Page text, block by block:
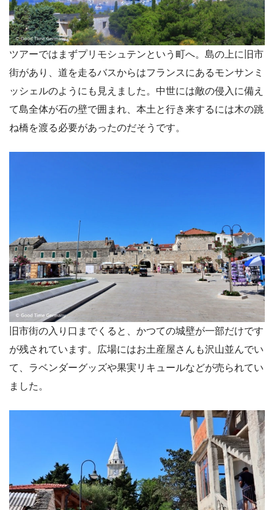
ツアーではまずプリモシュテンという町へ。島の上に旧市
街があり、道を走るバスからはフランスにあるモンサンミ
ッシェルのようにも見えました。中世には敵の侵入に備え
て島全体が石の壁で囲まれ、本土と行き来するには木の跳
ね橋を渡る必要があったのだそうです。
旧市街の入り口までくると、かつての城壁が一部だけです
が残されています。広場にはお土産屋さんも沢山並んでい
て、ラベンダーグッズや果実リキュールなどが売られてい
ました。